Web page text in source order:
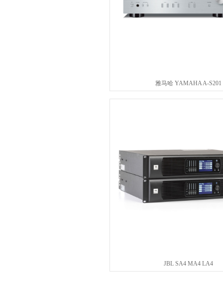
雅马哈 YAMAHA A-S201
JBL SA4 MA4 LA4